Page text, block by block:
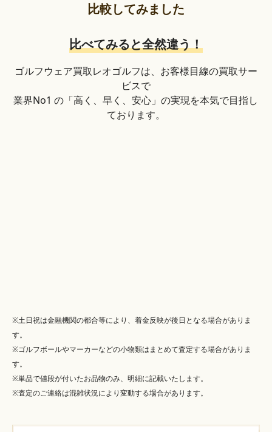
比較してみました
比べてみると全然違う！
ゴルフウェア買取レオゴルフは、お客様目線の買取サー
ビスで
業界No1 の「高く、早く、安心」の実現を本気で目指し
ております。
※土日祝は金融機関の都合等により、着金反映が後日となる場合がありま
す。
※ゴルフボールやマーカーなどの小物類はまとめて査定する場合がありま
す。
※単品で値段が付いたお品物のみ、明細に記載いたします。
※査定のご連絡は混雑状況により変動する場合があります。